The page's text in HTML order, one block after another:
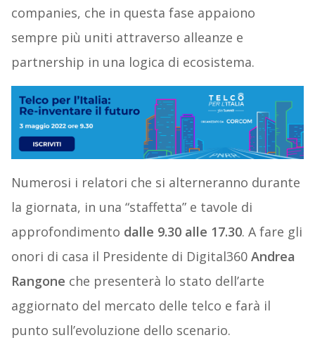
companies, che in questa fase appaiono
sempre più uniti attraverso alleanze e
partnership in una logica di ecosistema.
Numerosi i relatori che si alterneranno durante
la giornata, in una “staffetta” e tavole di
approfondimento dalle 9.30 alle 17.30. A fare gli
onori di casa il Presidente di Digital360 Andrea
Rangone che presenterà lo stato dell’arte
aggiornato del mercato delle telco e farà il
punto sull’evoluzione dello scenario.